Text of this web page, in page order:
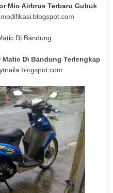
Mio Airbrus Terbaru Gubuk
Di Bandung Terlengkap